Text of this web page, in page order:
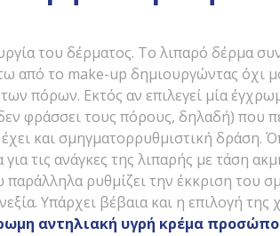
του δέρματος. Το λιπαρό δέρμα
από το make-up δημιουργώντας όχι
πόρων. Εκτός αν επιλεγεί μία
φράσσει τους πόρους, δηλαδή) που
και σμηγματορρυθμιστική δράση.
τις ανάγκες της λιπαρής με τάση
ρυθμίζει την έκκριση του
Υπάρχει βέβαια και η επιλογή της
αντηλιακή υγρή κρέμα